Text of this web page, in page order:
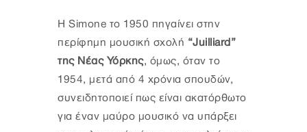
H Simone το 1950 πηγαίνει στην
περίφημη μουσική σχολή “Juilliard”
της Νέας Υόρκης, όμως, όταν το
1954, μετά από 4 χρόνια σπουδών,
συνειδητοποιεί πως είναι ακατόρθωτο
για έναν μαύρο μουσικό να υπάρξει